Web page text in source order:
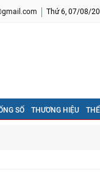
Thứ 6, 07/08/
SỐ THƯƠNG HIỆU